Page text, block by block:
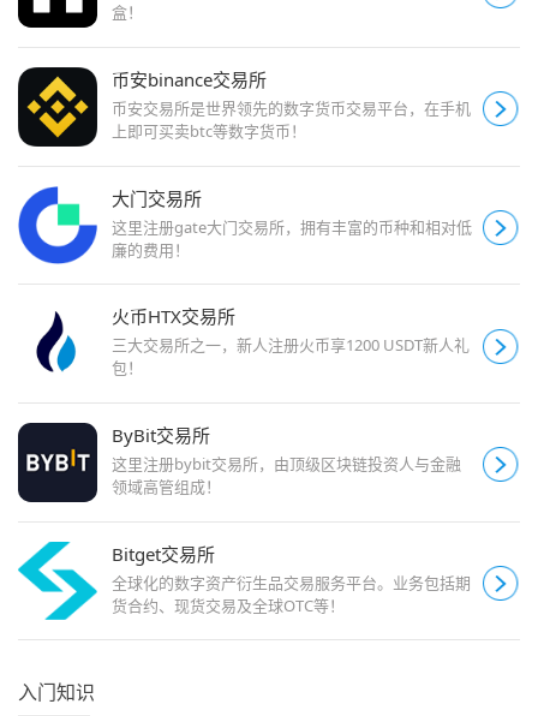
盒！
币安binance交易所
币安交易所是世界领先的数字货币交易平台，在手机
上即可买卖btc等数字货币！
大门交易所
这里注册gate大门交易所，拥有丰富的币种和相对低
廉的费用！
火币HTX交易所
三大交易所之一，新人注册火币享1200 USDT新人礼
包！
ByBit交易所
这里注册bybit交易所，由顶级区块链投资人与金融
领域高管组成！
Bitget交易所
全球化的数字资产衍生品交易服务平台。业务包括期
货合约、现货交易及全球OTC等！
入门知识